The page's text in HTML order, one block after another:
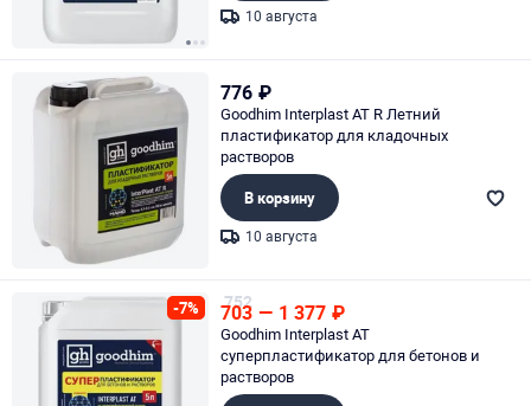
10 августа
776 ₽
Goodhim Interplast AT R Летний
пластификатор для кладочных
растворов
В корзину
10 августа
-7% 752
703 — 1 377 ₽
Goodhim Interplast AT
суперпластификатор для бетонов и
растворов